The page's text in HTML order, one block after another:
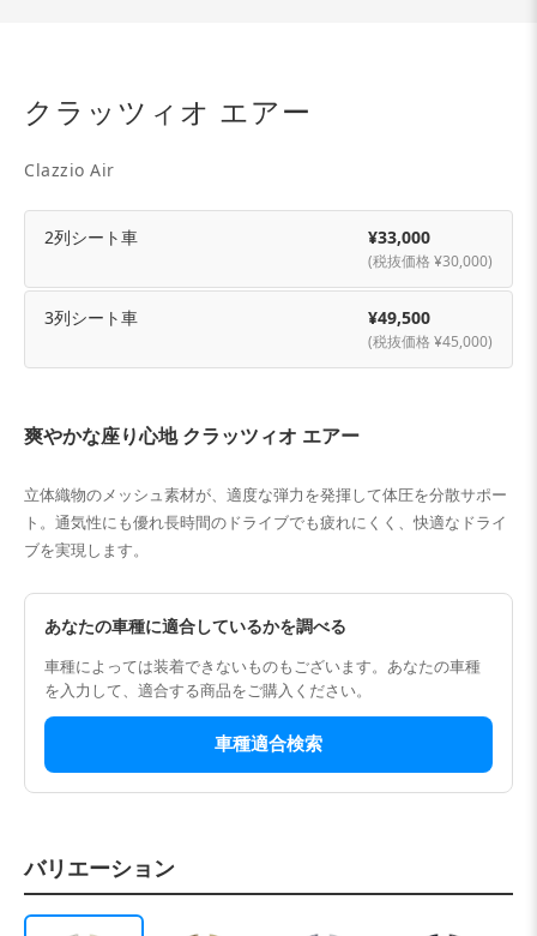
クラッツィオ エアー
Clazzio Air
2列シート車 ¥33,000
(税抜価格 ¥30,000)
3列シート車 ¥49,500
(税抜価格 ¥45,000)
爽やかな座り心地 クラッツィオ エアー
立体織物のメッシュ素材が、適度な弾力を発揮して体圧を分散サポー
ト。通気性にも優れ長時間のドライブでも疲れにくく、快適なドライ
ブを実現します。
あなたの車種に適合しているかを調べる
車種によっては装着できないものもございます。あなたの車種
を入力して、適合する商品をご購入ください。
車種適合検索
バリエーション